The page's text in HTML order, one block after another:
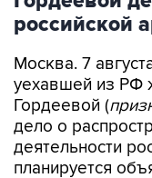
Москва. 7
Гордеевой (
дело о
деятельности
планируется
Следственном